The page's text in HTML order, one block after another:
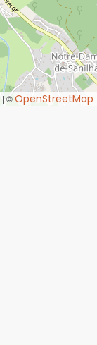
| ©OpenStreetMap